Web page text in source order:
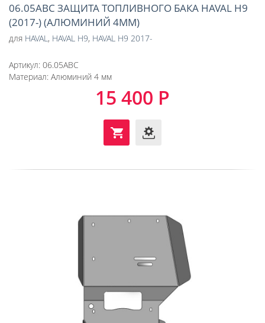
06.05ABC ЗАЩИТА ТОПЛИВНОГО БАКА HAVAL Н9
(2017-) (АЛЮМИНИЙ 4ММ)
для HAVAL , HAVAL H9, HAVAL H9 2017-
Артикул: 06.05ABC
Материал: Алюминий 4 мм
15 400 Р